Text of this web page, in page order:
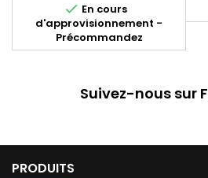
 En cours
d'approvisionnement -
Précommandez
Suivez-nous sur
PRODUITS